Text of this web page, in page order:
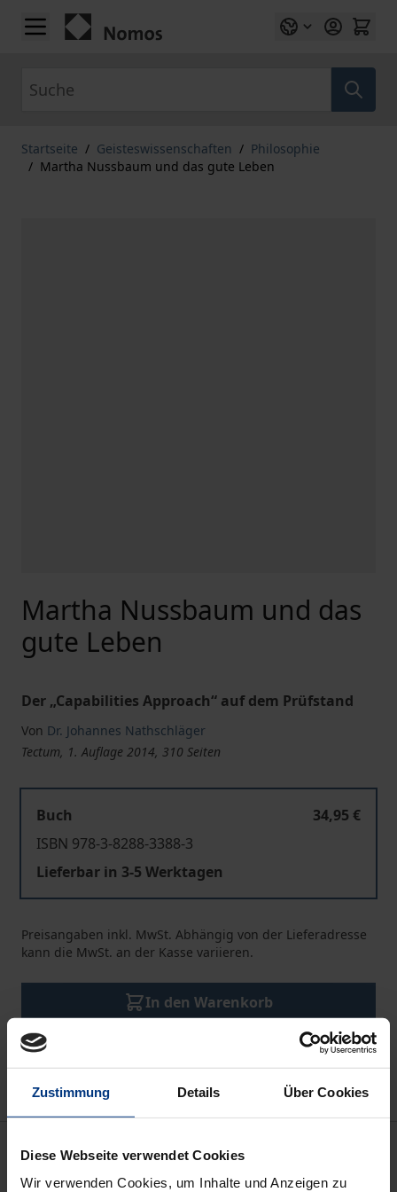
Zustimmung Details Über Cookies
Diese Webseite verwendet Cookies
Wir verwenden Cookies, um Inhalte und Anzeigen zu
Zum Inhalt springen
Startseite / Geisteswissenschaften / Philosophie
/ Martha Nussbaum und das gute Leben
Martha Nussbaum und das
gute Leben
Der „Capabilities Approach“ auf dem Prüfstand
Von Dr. Johannes Nathschläger
Tectum, 1. Auflage 2014, 310 Seiten
Buch
34,95 €
ISBN 978-3-8288-3388-3
Lieferbar in 3-5 Werktagen
Preisangaben inkl. MwSt. Abhängig von der Lieferadresse
kann die MwSt. an der Kasse variieren.
In den Warenkorb
Zur Wunschliste hinzufügen
Hinweise zu Versandkosten
Beschreibung